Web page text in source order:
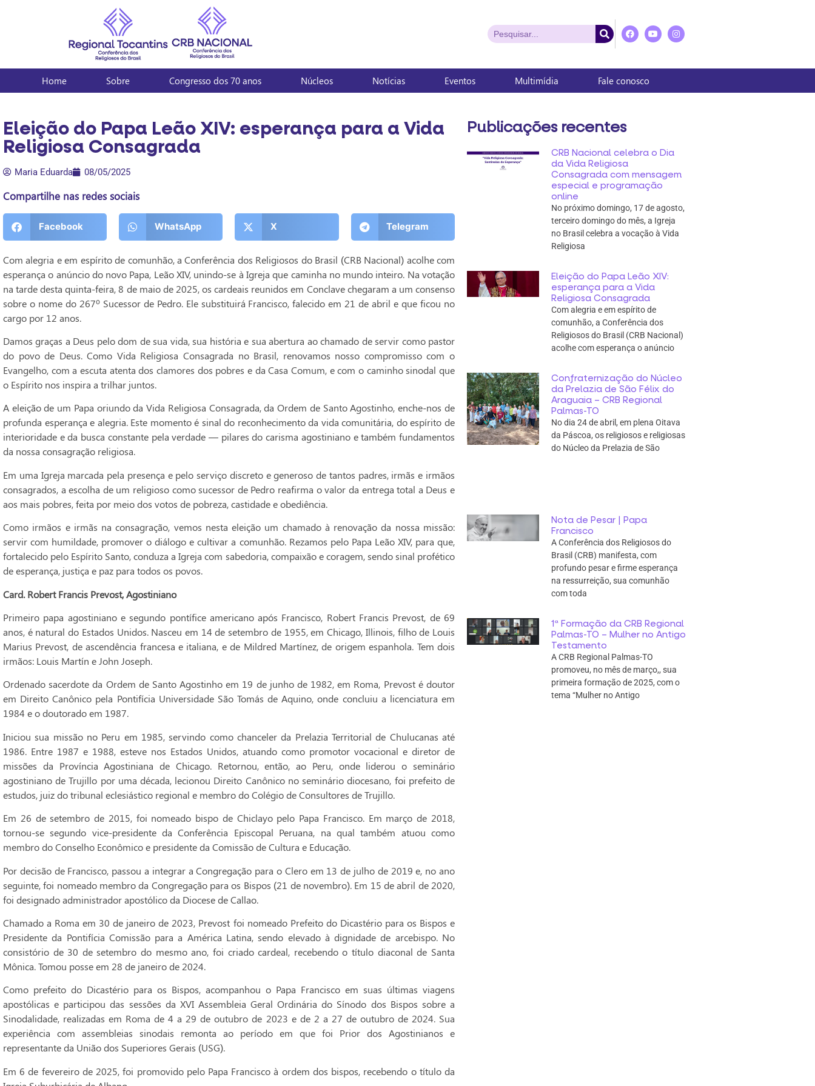
Home Sobre Congresso dos 70 anos Núcleos Notícias Eventos Multimídia Fale conosco
Eleição do Papa Leão XIV: esperança para a Vida
Religiosa Consagrada
Maria Eduarda 08/05/2025
Compartilhe nas redes sociais
Facebook WhatsApp X Telegram
Com alegria e em espírito de comunhão, a Conferência dos Religiosos do Brasil (CRB Nacional) acolhe com
esperança o anúncio do novo Papa, Leão XIV, unindo-se à Igreja que caminha no mundo inteiro. Na votação
na tarde desta quinta-feira, 8 de maio de 2025, os cardeais reunidos em Conclave chegaram a um consenso
sobre o nome do 267º Sucessor de Pedro. Ele substituirá Francisco, falecido em 21 de abril e que ficou no
cargo por 12 anos.
Damos graças a Deus pelo dom de sua vida, sua história e sua abertura ao chamado de servir como pastor
do povo de Deus. Como Vida Religiosa Consagrada no Brasil, renovamos nosso compromisso com o
Evangelho, com a escuta atenta dos clamores dos pobres e da Casa Comum, e com o caminho sinodal que
o Espírito nos inspira a trilhar juntos.
A eleição de um Papa oriundo da Vida Religiosa Consagrada, da Ordem de Santo Agostinho, enche-nos de
profunda esperança e alegria. Este momento é sinal do reconhecimento da vida comunitária, do espírito de
interioridade e da busca constante pela verdade — pilares do carisma agostiniano e também fundamentos
da nossa consagração religiosa.
Em uma Igreja marcada pela presença e pelo serviço discreto e generoso de tantos padres, irmãs e irmãos
consagrados, a escolha de um religioso como sucessor de Pedro reafirma o valor da entrega total a Deus e
aos mais pobres, feita por meio dos votos de pobreza, castidade e obediência.
Como irmãos e irmãs na consagração, vemos nesta eleição um chamado à renovação da nossa missão:
servir com humildade, promover o diálogo e cultivar a comunhão. Rezamos pelo Papa Leão XIV, para que,
fortalecido pelo Espírito Santo, conduza a Igreja com sabedoria, compaixão e coragem, sendo sinal profético
de esperança, justiça e paz para todos os povos.
Card. Robert Francis Prevost, Agostiniano
Primeiro papa agostiniano e segundo pontífice americano após Francisco, Robert Francis Prevost, de 69
anos, é natural do Estados Unidos. Nasceu em 14 de setembro de 1955, em Chicago, Illinois, filho de Louis
Marius Prevost, de ascendência francesa e italiana, e de Mildred Martínez, de origem espanhola. Tem dois
irmãos: Louis Martín e John Joseph.
Ordenado sacerdote da Ordem de Santo Agostinho em 19 de junho de 1982, em Roma, Prevost é doutor
em Direito Canônico pela Pontifícia Universidade São Tomás de Aquino, onde concluiu a licenciatura em
1984 e o doutorado em 1987.
Iniciou sua missão no Peru em 1985, servindo como chanceler da Prelazia Territorial de Chulucanas até
1986. Entre 1987 e 1988, esteve nos Estados Unidos, atuando como promotor vocacional e diretor de
missões da Província Agostiniana de Chicago. Retornou, então, ao Peru, onde liderou o seminário
agostiniano de Trujillo por uma década, lecionou Direito Canônico no seminário diocesano, foi prefeito de
estudos, juiz do tribunal eclesiástico regional e membro do Colégio de Consultores de Trujillo.
Em 26 de setembro de 2015, foi nomeado bispo de Chiclayo pelo Papa Francisco. Em março de 2018,
tornou-se segundo vice-presidente da Conferência Episcopal Peruana, na qual também atuou como
membro do Conselho Econômico e presidente da Comissão de Cultura e Educação.
Por decisão de Francisco, passou a integrar a Congregação para o Clero em 13 de julho de 2019 e, no ano
seguinte, foi nomeado membro da Congregação para os Bispos (21 de novembro). Em 15 de abril de 2020,
foi designado administrador apostólico da Diocese de Callao.
Chamado a Roma em 30 de janeiro de 2023, Prevost foi nomeado Prefeito do Dicastério para os Bispos e
Presidente da Pontifícia Comissão para a América Latina, sendo elevado à dignidade de arcebispo. No
consistório de 30 de setembro do mesmo ano, foi criado cardeal, recebendo o título diaconal de Santa
Mônica. Tomou posse em 28 de janeiro de 2024.
Como prefeito do Dicastério para os Bispos, acompanhou o Papa Francisco em suas últimas viagens
apostólicas e participou das sessões da XVI Assembleia Geral Ordinária do Sínodo dos Bispos sobre a
Sinodalidade, realizadas em Roma de 4 a 29 de outubro de 2023 e de 2 a 27 de outubro de 2024. Sua
experiência com assembleias sinodais remonta ao período em que foi Prior dos Agostinianos e
representante da União dos Superiores Gerais (USG).
Em 6 de fevereiro de 2025, foi promovido pelo Papa Francisco à ordem dos bispos, recebendo o título da
Publicações recentes
CRB Nacional celebra o Dia
da Vida Religiosa
Consagrada com mensagem
especial e programação
online
No próximo domingo, 17 de agosto,
terceiro domingo do mês, a Igreja
no Brasil celebra a vocação à Vida
Religiosa
Eleição do Papa Leão XIV:
esperança para a Vida
Religiosa Consagrada
Com alegria e em espírito de
comunhão, a Conferência dos
Religiosos do Brasil (CRB Nacional)
acolhe com esperança o anúncio
Confraternização do Núcleo
da Prelazia de São Félix do
Araguaia – CRB Regional
Palmas-TO
No dia 24 de abril, em plena Oitava
da Páscoa, os religiosos e religiosas
do Núcleo da Prelazia de São
Nota de Pesar | Papa
Francisco
A Conferência dos Religiosos do
Brasil (CRB) manifesta, com
profundo pesar e firme esperança
na ressurreição, sua comunhão
com toda
1ª Formação da CRB Regional
Palmas-TO – Mulher no Antigo
Testamento
A CRB Regional Palmas-TO
promoveu, no mês de março,, sua
primeira formação de 2025, com o
tema “Mulher no Antigo